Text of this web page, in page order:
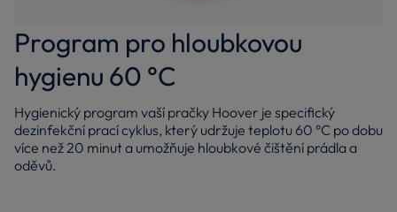
Program pro hloubkovou
hygienu 60 °C
Hygienický program vaší pračky Hoover je specifický
dezinfekční prací cyklus, který udržuje teplotu 60 °C po dobu
více než 20 minut a umožňuje hloubkové čištění prádla a
oděvů.